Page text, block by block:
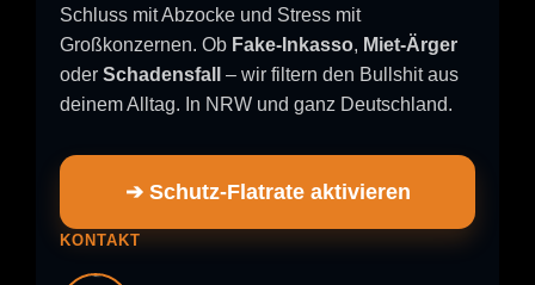
Schluss mit Abzocke und Stress mit
Großkonzernen. Ob Fake-Inkasso, Miet-Ärger
oder Schadensfall
– wir filtern den Bullshit aus
deinem Alltag. In NRW und ganz Deutschland.
➔ Schutz-Flatrate aktivieren
KONTAKT